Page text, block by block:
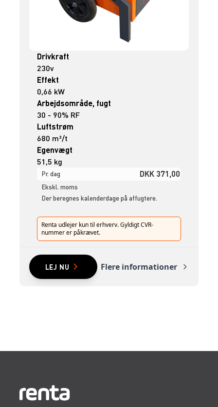
Drivkraft
230v
Effekt
0,66 kW
Arbejdsområde, fugt
30 - 90% RF
Luftstrøm
680 m³/t
Egenvægt
51,5 kg
Pr. dag DKK 371,00
Ekskl. moms
Der beregnes kalenderdage på affugtere.
Renta udlejer kun til erhverv. Gyldigt CVR-
nummer er påkrævet.
LEJ NU Flere informationer